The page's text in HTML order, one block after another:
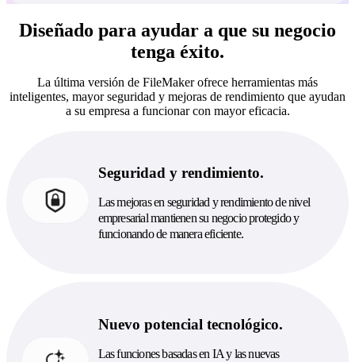
Diseñado para ayudar a que su negocio
tenga éxito.
La última versión de FileMaker ofrece herramientas más
inteligentes, mayor seguridad y mejoras de rendimiento que ayudan
a su empresa a funcionar con mayor eficacia.
Seguridad y rendimiento.
Las mejoras en seguridad y rendimiento de nivel
empresarial mantienen su negocio protegido y
funcionando de manera eficiente.
Nuevo potencial tecnológico.
Las funciones basadas en IA y las nuevas